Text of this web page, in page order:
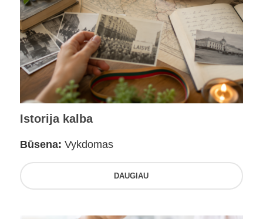
Istorija kalba
Būsena: Vykdomas
DAUGIAU